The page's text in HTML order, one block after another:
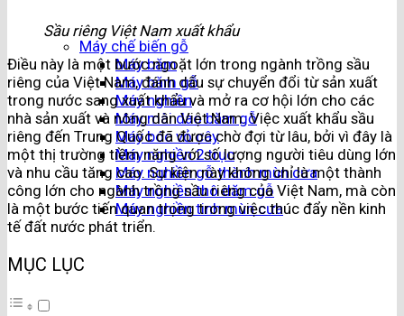
Máy chế biến gỗ
Máy băm
Máy băm gỗ
Máy nghiền
Máy mài dao băm gỗ
Máy bóc vỏ cây
Máy nghiền 2 trục
Máy nghiền gỗ thành mùn cưa
Máy nghiền thô dăm gỗ
Máy nghiền tinh mùn cưa
Sầu riêng Việt Nam xuất khẩu
Điều này là một bước ngoặt lớn trong ngành trồng sầu
riêng của Việt Nam, đánh dấu sự chuyển đổi từ sản xuất
trong nước sang xuất khẩu và mở ra cơ hội lớn cho các
nhà sản xuất và nông dân Việt Nam. Việc xuất khẩu sầu
riêng đến Trung Quốc đã được chờ đợi từ lâu, bởi vì đây là
một thị trường tiềm năng với số lượng người tiêu dùng lớn
và nhu cầu tăng cao. Sự kiện này không chỉ là một thành
công lớn cho ngành trồng sầu riêng của Việt Nam, mà còn
là một bước tiến quan trọng trong việc thúc đẩy nền kinh
tế đất nước phát triển.
MỤC LỤC